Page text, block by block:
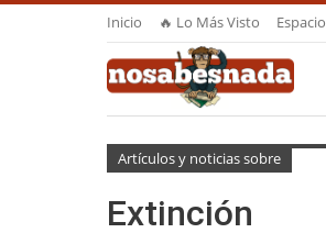
Inicio 🔥 Lo Más Visto Espacio
Artículos y noticias sobre
Extinción